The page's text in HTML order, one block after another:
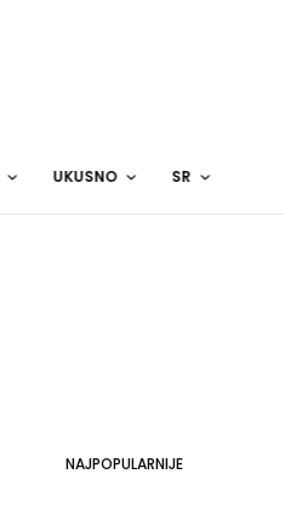
UKUSNO SR
NAJPOPULARNIJE